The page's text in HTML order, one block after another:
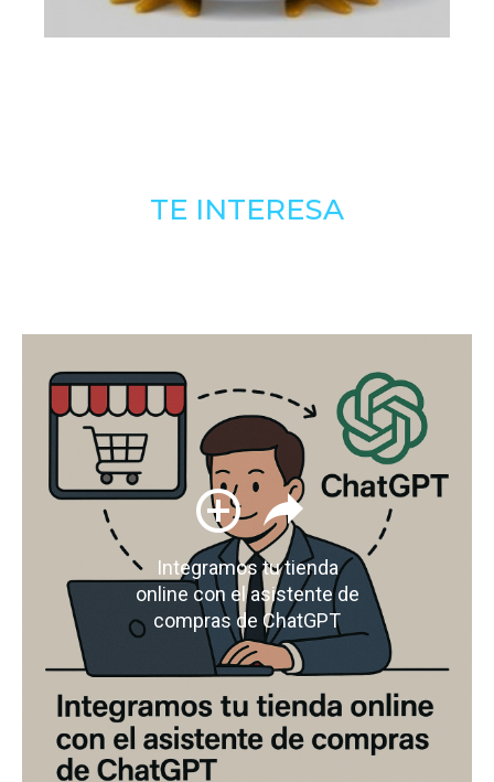
TE INTERESA
Integramos tu tienda
online con el asistente de
compras de ChatGPT